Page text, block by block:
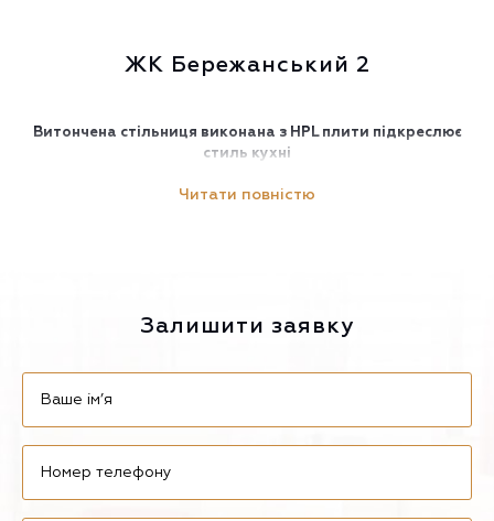
ЖК Бережанський 2
Витончена стільниця виконана з HPL плити підкреслює
стиль кухні
Читати повністю
Залишити заявку